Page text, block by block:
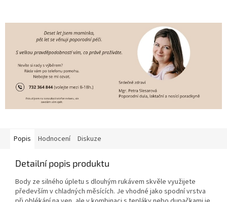
Popis Hodnocení Diskuze
Detailní popis produktu
Body ze silného úpletu s dlouhým rukávem skvěle využijete
především v chladných měsících. Je vhodné jako spodní vrstva